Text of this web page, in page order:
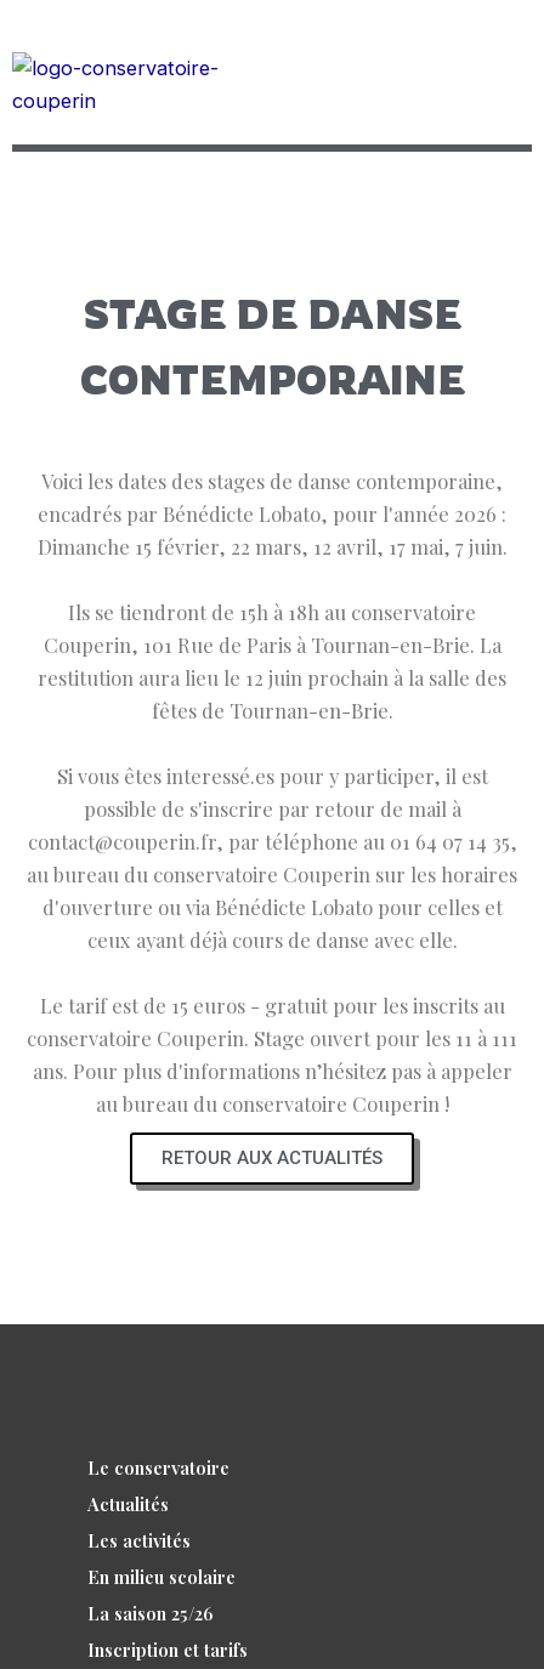
STAGE DE DANSE
CONTEMPORAINE
Voici les dates des stages de danse contemporaine,
encadrés par Bénédicte Lobato, pour l'année 2026 :
Dimanche 15 février, 22 mars, 12 avril, 17 mai, 7 juin.
Ils se tiendront de 15h à 18h au conservatoire
Couperin, 101 Rue de Paris à Tournan-en-Brie. La
restitution aura lieu le 12 juin prochain à la salle des
fêtes de Tournan-en-Brie.
Si vous êtes interessé.es pour y participer, il est
possible de s'inscrire par retour de mail à
contact@couperin.fr, par téléphone au 01 64 07 14 35,
au bureau du conservatoire Couperin sur les horaires
d'ouverture ou via Bénédicte Lobato pour celles et
ceux ayant déjà cours de danse avec elle.
Le tarif est de 15 euros - gratuit pour les inscrits au
conservatoire Couperin. Stage ouvert pour les 11 à 111
ans. Pour plus d'informations n’hésitez pas à appeler
au bureau du conservatoire Couperin !
RETOUR AUX ACTUALITÉS
Le conservatoire
Actualités
Les activités
En milieu scolaire
La saison 25/26
Inscription et tarifs